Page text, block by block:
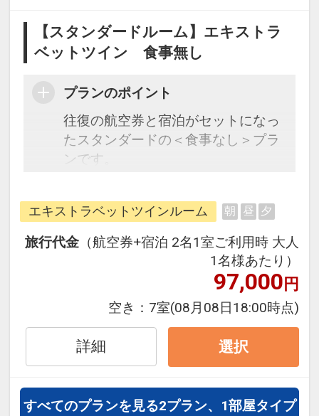
【スタンダードルーム】エキストラ
ベットツイン 食事無し
プランのポイント
往復の航空券と宿泊がセットになっ
たスタンダードの＜食事なし＞プラ
ンです。
できるダイナミックパッケージだか
ら、一都市滞在はもちろん周遊旅行
にも最適！
旅行期間中の1泊だけの宿泊や延
泊・飛び泊なども自由自在です。
JALマイレージ会員の方にはフライ
トマイルが50%貯まります。
エキストラベットツインルーム 朝 昼 夕
旅行代金 （航空券+宿泊 2名1室ご利用時 大人
1名様あたり）
97,000円
空き： 7室(08月08日18:00時点)
詳細 選択
すべてのプランを見る2プラン、1部屋タイプ